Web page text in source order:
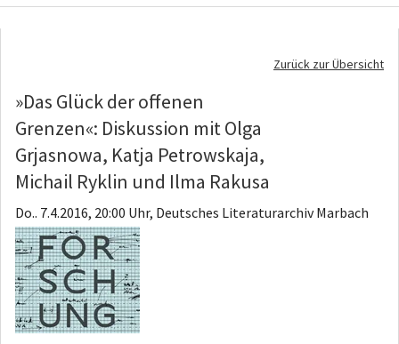
Zurück zur Übersicht
»Das Glück der offenen
Grenzen«: Diskussion mit Olga
Grjasnowa, Katja Petrowskaja,
Michail Ryklin und Ilma Rakusa
Do.. 7.4.2016, 20:00 Uhr, Deutsches Literaturarchiv Marbach